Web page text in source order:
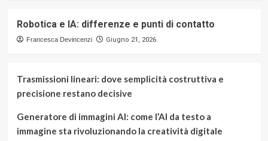
Robotica e IA: differenze e punti di contatto
Francesca Devincenzi Giugno 21, 2026
Trasmissioni lineari: dove semplicità costruttiva e
precisione restano decisive
Generatore di immagini AI: come l’AI da testo a
immagine sta rivoluzionando la creatività digitale